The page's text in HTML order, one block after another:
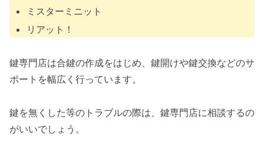
ミスターミニット
リアット！
鍵専門店は合鍵の作成をはじめ、鍵開けや鍵交換などのサ
ポートを幅広く行っています。
鍵を無くした等のトラブルの際は、鍵専門店に相談するの
がいいでしょう。